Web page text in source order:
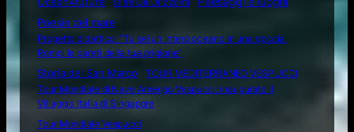
Poesie del mare
Progetto didattico: “Tu sei un intero oceano in una goccia.
Rompi le pareti della tua prigione”
Storia del San Marco
TOUR MEDITERRANEO VESPUCCI
Tour Mondiale di Nave Amerigo Vespucci: inaugurato il
Villaggio Italia di Singapore
Tour Mondiale Vespucci